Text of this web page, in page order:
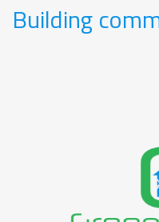
Building